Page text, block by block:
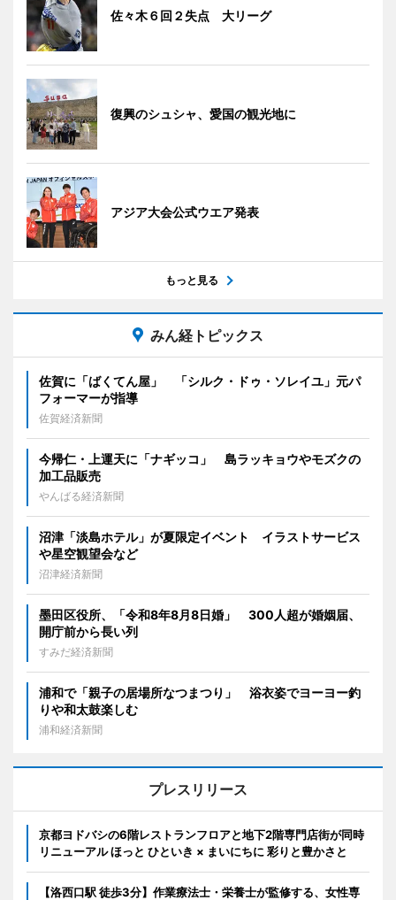
佐々木６回２失点 大リーグ
復興のシュシャ、愛国の観光地に
アジア大会公式ウエア発表
もっと見る
みん経トピックス
佐賀に「ばくてん屋」 「シルク・ドゥ・ソレイユ」元パ
フォーマーが指導
佐賀経済新聞
今帰仁・上運天に「ナギッコ」 島ラッキョウやモズクの
加工品販売
やんばる経済新聞
沼津「淡島ホテル」が夏限定イベント イラストサービス
や星空観望会など
沼津経済新聞
墨田区役所、「令和8年8月8日婚」 300人超が婚姻届、
開庁前から長い列
すみだ経済新聞
浦和で「親子の居場所なつまつり」 浴衣姿でヨーヨー釣
りや和太鼓楽しむ
浦和経済新聞
プレスリリース
京都ヨドバシの6階レストランフロアと地下2階専門店街が同時
リニューアル ほっと ひといき × まいにちに 彩りと豊かさと
【洛西口駅 徒歩3分】作業療法士・栄養士が監修する、女性専